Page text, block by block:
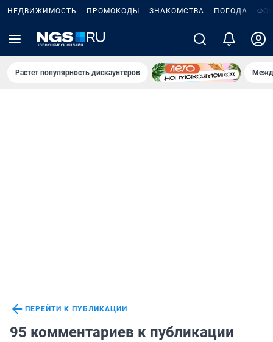
НЕДВИЖИМОСТЬ ПРОМОКОДЫ ЗНАКОМСТВА ПОГОДА
Растет популярность дискаунтеров
ПЕРЕЙТИ К ПУБЛИКАЦИИ
95 комментариев к публикации